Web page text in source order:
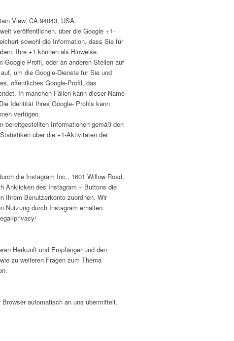
View, CA 94043, USA.
veröffentlichen. über die Google +1-
sowohl die Information, dass Sie für
Ihre +1 können als Hinweise
Profil, oder an anderen Stellen auf
um die Google-Dienste für Sie und
öffentliches Google-Profil, das
In manchen Fällen kann dieser Name
Identität Ihres Google- Profils kann
verfügen.
bereitgestellten Informationen gemäß den
über die +1-Aktivitäten der
die Instagram Inc., 1601 Willow Road,
Anklicken des Instagram – Buttons die
Ihrem Benutzerkonto zuordnen. Wir
Nutzung durch Instagram erhalten.
privacy/
Herkunft und Empfänger und den
zu weiteren Fragen zum Thema
automatisch an uns übermittelt.